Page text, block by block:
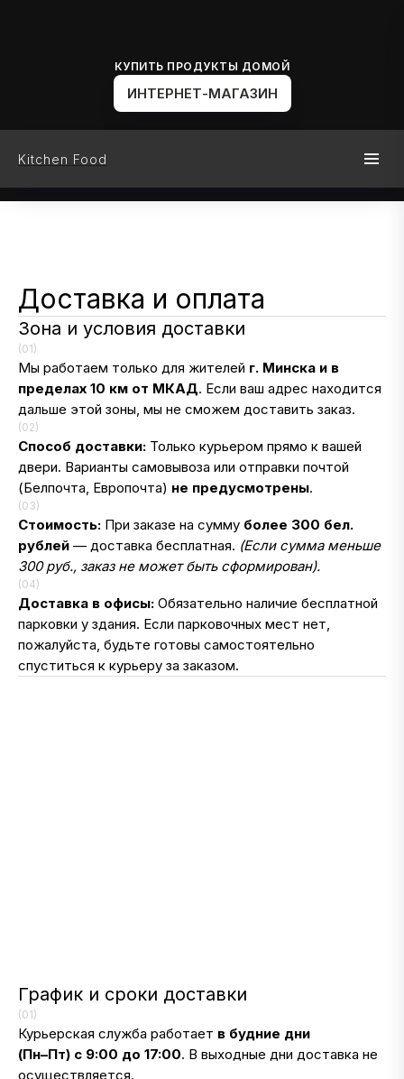
КУПИТЬ ПРОДУКТЫ ДОМОЙ
ИНТЕРНЕТ-МАГАЗИН
Kitchen Food
Доставка и оплата
Зона и условия доставки
(01)
Мы работаем только для жителей г. Минска и в
пределах 10 км от МКАД. Если ваш адрес находится
дальше этой зоны, мы не сможем доставить заказ.
(02)
Способ доставки: Только курьером прямо к вашей
двери. Варианты самовывоза или отправки почтой
(Белпочта, Европочта) не предусмотрены.
(03)
Стоимость: При заказе на сумму более 300 бел.
рублей — доставка бесплатная. (Если сумма меньше
300 руб., заказ не может быть сформирован).
(04)
Доставка в офисы: Обязательно наличие бесплатной
парковки у здания. Если парковочных мест нет,
пожалуйста, будьте готовы самостоятельно
спуститься к курьеру за заказом.
График и сроки доставки
(01)
Курьерская служба работает в будние дни
(Пн–Пт) с 9:00 до 17:00. В выходные дни доставка не
осуществляется.